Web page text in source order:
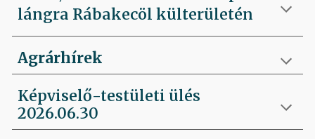
lángra Rábakecöl külterületén
Agrárhírek
Képviselő-testületi ülés
2026.06.30